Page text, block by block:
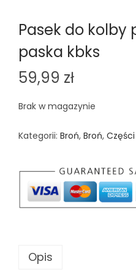
Pasek do
paska kbks
59,99 zł
Brak w magazynie
Kategorii: Broń, Broń,
Opis